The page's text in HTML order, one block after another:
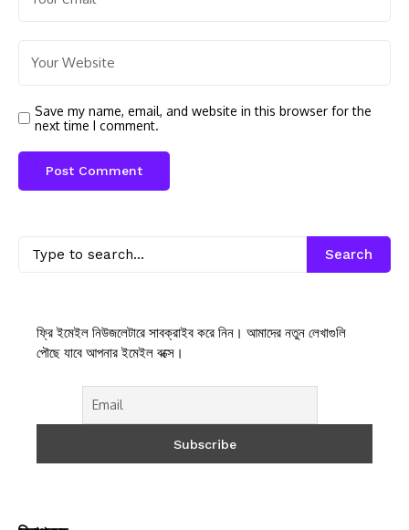
Save my name, email, and website in this browser for the
next time I comment.
Search
ফ্রি ইমেইল নিউজলেটারে সাবক্রাইব করে নিন। আমাদের নতুন লেখাগুলি
পৌছে যাবে আপনার ইমেইল বক্সে।